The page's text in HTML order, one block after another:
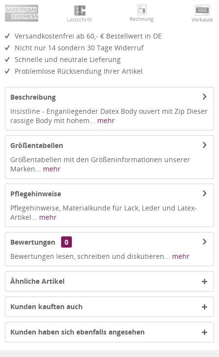
Versandkostenfrei ab 60,- € Bestellwert in DE
Nicht nur 14 sondern 30 Tage Widerruf
Schnelle und neutrale Lieferung
Problemlose Rücksendung Ihrer Artikel
Beschreibung
Insistline - Enganliegender Datex Body ouvert mit Zip Dieser
rassige Body mit hohem... mehr
Größentabellen
Größentabellen mit den Größeninformationen unserer
Marken... mehr
Pflegehinweise
Pflegehinweise, Materialkunde für Lack, Leder und Latex-
Artikel... mehr
Bewertungen
0
Bewertungen lesen, schreiben und diskutieren... mehr
Ähnliche Artikel
Kunden kauften auch
Kunden haben sich ebenfalls angesehen